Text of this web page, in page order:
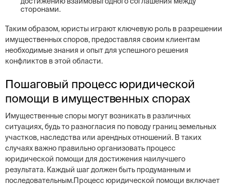
сторонами.
Таким образом, юристы играют ключевую роль в разрешении
имущественных споров, предоставляя своим клиентам
необходимые знания и опыт для успешного решения
конфликтов в этой области.
Пошаговый процесс юридической
помощи в имущественных спорах
Имущественные споры могут возникать в различных
ситуациях, будь то разногласия по поводу границ земельных
участков, наследства или арендных отношений. В таких
случаях важно правильно организовать процесс
юридической помощи для достижения наилучшего
результата. Каждый шаг должен быть продуманным и
последовательным.Процесс юридической помощи включает